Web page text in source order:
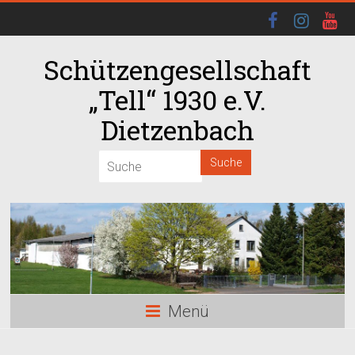
Schützengesellschaft
„Tell“ 1930 e.V.
Dietzenbach
Menü
02:00
04:00